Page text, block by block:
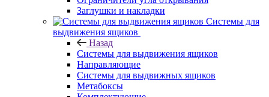
Заглушки и накладки
Системы для
выдвижения ящиков
Назад
Системы для выдвижения ящиков
Направляющие
Системы для выдвижных ящиков
Метабоксы